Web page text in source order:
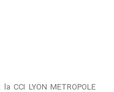
LYON METROPOLE